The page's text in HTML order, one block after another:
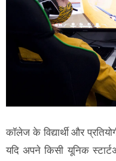
कॉलेज के विद्यार्थी और
यदि अपने किसी यूनिक